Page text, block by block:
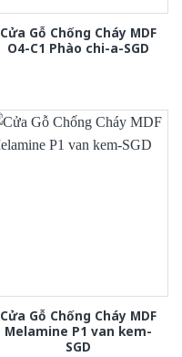
Cửa Gỗ Chống Cháy MDF
O4-C1 Phào chi-a-SGD
Cửa Gỗ Chống Cháy MDF
Melamine P1 van kem-
SGD